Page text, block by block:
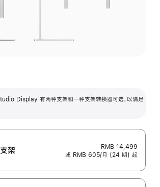
Display 有两种支架和一种支架转换器可选，以满足
架
RMB 14,499
或 RMB 605/月 (24 期) 起